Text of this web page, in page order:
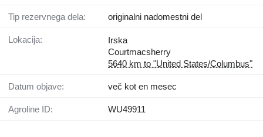
Tip rezervnega dela: originalni nadomestni del
Lokacija:
Irska
Courtmacsherry
5640 km to "United States/Columbus"
Datum objave: več kot en mesec
Agroline ID: WU49911